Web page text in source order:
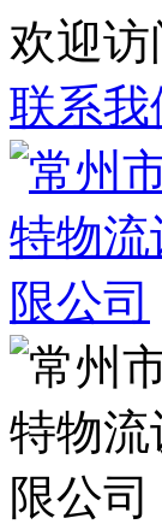
欢迎
联系我